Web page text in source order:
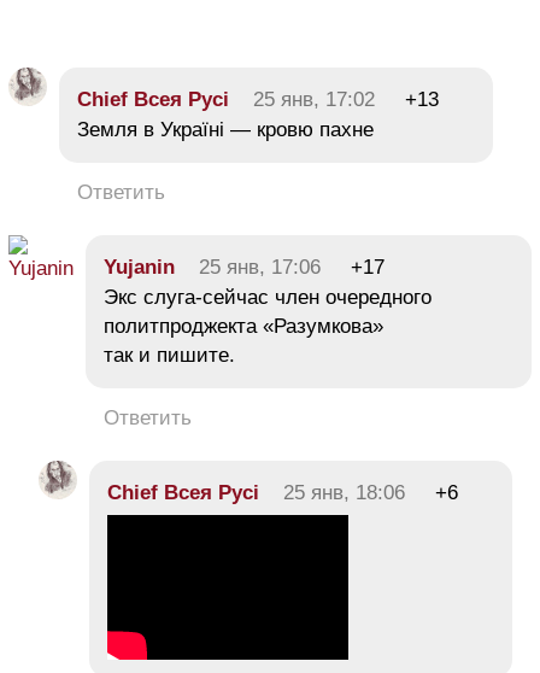
Chief Всея Русі 25 янв, 17:02
+13
Земля в Україні — кровю пахне
Ответить
Yujanin 25 янв, 17:06
+17
Экс слуга-сейчас член очередного
политпроджекта «Разумкова»
так и пишите.
Ответить
Chief Всея Русі 25 янв, 18:06 +6